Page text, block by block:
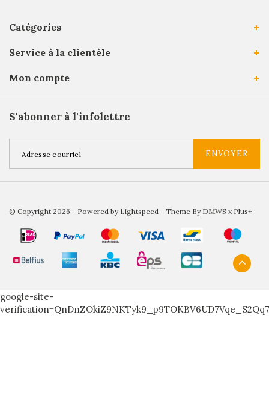
Catégories
Service à la clientèle
Mon compte
S'abonner à l'infolettre
ENVOYER
© Copyright 2026 - Powered by Lightspeed - Theme By DMWS x Plus+
google-site-